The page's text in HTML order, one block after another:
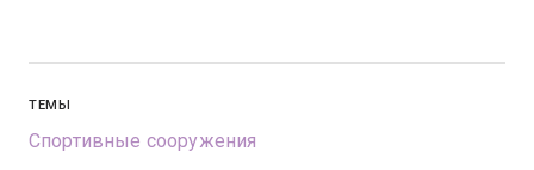
ТЕМЫ
Спортивные сооружения